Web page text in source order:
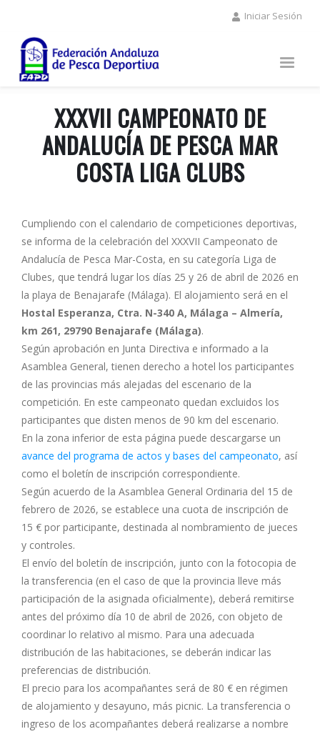
contenido
principal
Iniciar Sesión
XXXVII CAMPEONATO DE
ANDALUCÍA DE PESCA MAR
COSTA LIGA CLUBS
Cumpliendo con el calendario de competiciones deportivas,
se informa de la celebración del XXXVII Campeonato de
Andalucía de Pesca Mar-Costa, en su categoría Liga de
Clubes, que tendrá lugar los días 25 y 26 de abril de 2026 en
la playa de Benajarafe (Málaga). El alojamiento será en el
Hostal Esperanza, Ctra. N-340 A, Málaga – Almería,
km 261, 29790 Benajarafe (Málaga).
Según aprobación en Junta Directiva e informado a la
Asamblea General, tienen derecho a hotel los participantes
de las provincias más alejadas del escenario de la
competición. En este campeonato quedan excluidos los
participantes que disten menos de 90 km del escenario.
En la zona inferior de esta página puede descargarse un
avance del programa de actos y bases del campeonato, así
como el boletín de inscripción correspondiente.
Según acuerdo de la Asamblea General Ordinaria del 15 de
febrero de 2026, se establece una cuota de inscripción de
15 € por participante, destinada al nombramiento de jueces
y controles.
El envío del boletín de inscripción, junto con la fotocopia de
la transferencia (en el caso de que la provincia lleve más
participación de la asignada oficialmente), deberá remitirse
antes del próximo día 10 de abril de 2026, con objeto de
coordinar lo relativo al mismo. Para una adecuada
distribución de las habitaciones, se deberán indicar las
preferencias de distribución.
El precio para los acompañantes será de 80 € en régimen
de alojamiento y desayuno, más picnic. La transferencia o
ingreso de los acompañantes deberá realizarse a nombre